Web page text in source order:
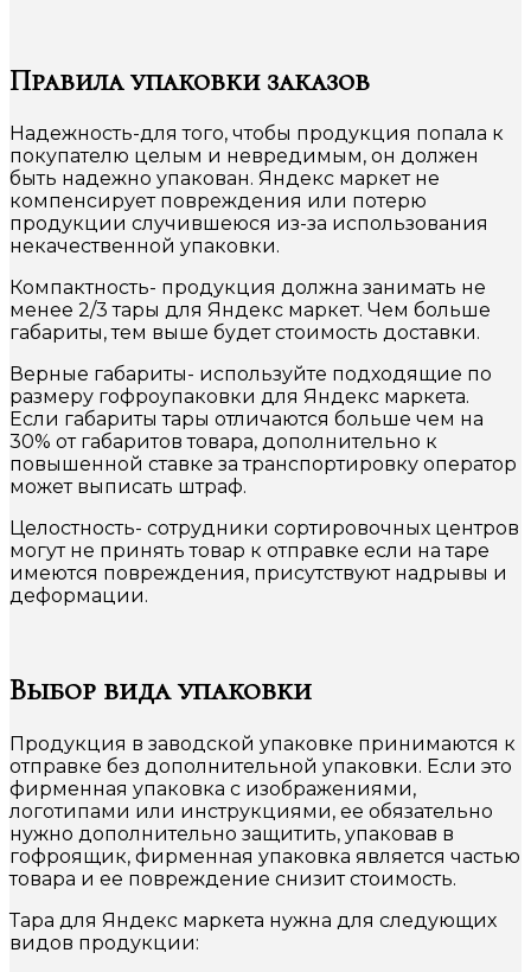
Правила упаковки заказов
Надежность-для того, чтобы продукция попала к
покупателю целым и невредимым, он должен
быть надежно упакован. Яндекс маркет не
компенсирует повреждения или потерю
продукции случившеюся из-за использования
некачественной упаковки.
Компактность- продукция должна занимать не
менее 2/3 тары для Яндекс маркет. Чем больше
габариты, тем выше будет стоимость доставки.
Верные габариты- используйте подходящие по
размеру гофроупаковки для Яндекс маркета.
Если габариты тары отличаются больше чем на
30% от габаритов товара, дополнительно к
повышенной ставке за транспортировку оператор
может выписать штраф.
Целостность- сотрудники сортировочных центров
могут не принять товар к отправке если на таре
имеются повреждения, присутствуют надрывы и
деформации.
Выбор вида упаковки
Продукция в заводской упаковке принимаются к
отправке без дополнительной упаковки. Если это
фирменная упаковка с изображениями,
логотипами или инструкциями, ее обязательно
нужно дополнительно защитить, упаковав в
гофроящик, фирменная упаковка является частью
товара и ее повреждение снизит стоимость.
Тара для Яндекс маркета нужна для следующих
видов продукции: